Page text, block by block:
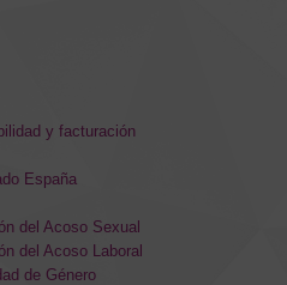
y facturación
España
del Acoso Sexual
del Acoso Laboral
de Género